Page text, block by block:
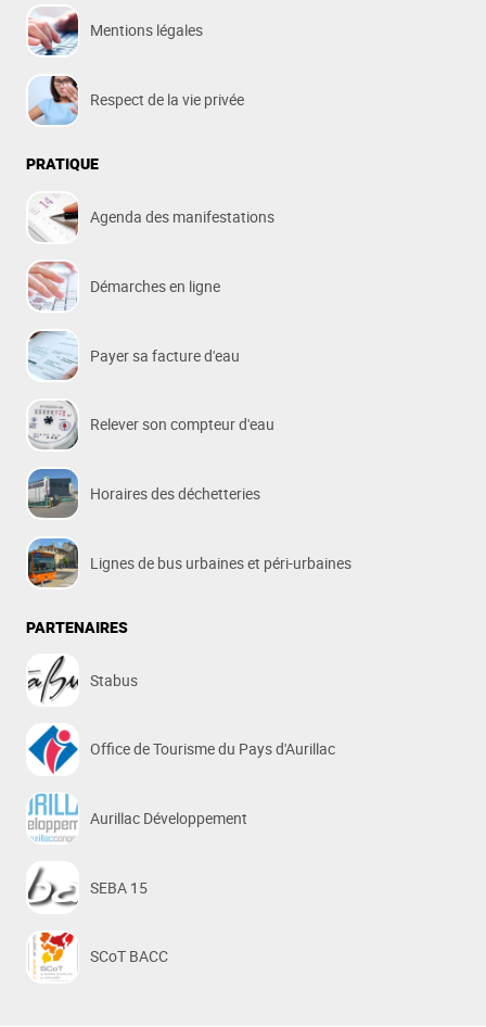
Mentions légales
Respect de la vie privée
PRATIQUE
Agenda des manifestations
Démarches en ligne
Payer sa facture d'eau
Relever son compteur d'eau
Horaires des déchetteries
Lignes de bus urbaines et péri-urbaines
PARTENAIRES
Stabus
Office de Tourisme du Pays d'Aurillac
Aurillac Développement
SEBA 15
SCoT BACC